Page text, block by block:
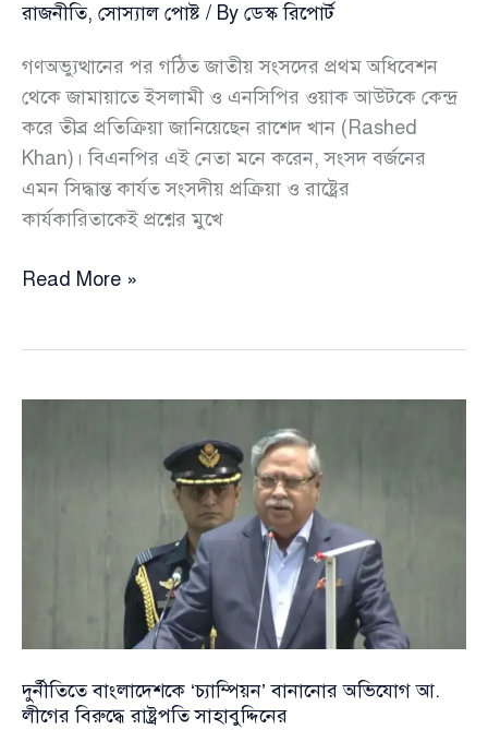
রাজনীতি, সোস্যাল পোষ্ট / By ডেস্ক রিপোর্ট
গণঅভ্যুত্থানের পর গঠিত জাতীয় সংসদের প্রথম অধিবেশন
থেকে জামায়াতে ইসলামী ও এনসিপির ওয়াক আউটকে কেন্দ্র
করে তীব্র প্রতিক্রিয়া জানিয়েছেন রাশেদ খান (Rashed
Khan)। বিএনপির এই নেতা মনে করেন, সংসদ বর্জনের
এমন সিদ্ধান্ত কার্যত সংসদীয় প্রক্রিয়া ও রাষ্ট্রের
কার্যকারিতাকেই প্রশ্নের মুখে
সংসদের
জামায়াত
রাশেদ
খান
Read More »
দুর্নীতিতে বাংলাদেশকে ‘চ্যাম্পিয়ন’ বানানোর অভিযোগ আ.
লীগের বিরুদ্ধে রাষ্ট্রপতি সাহাবুদ্দিনের